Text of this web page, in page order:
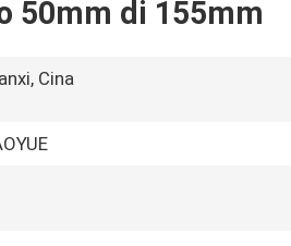
50mm di 155mm
Cina